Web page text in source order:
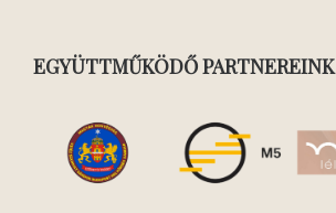
EGYÜTTMŰKÖDŐ PARTNEREINK